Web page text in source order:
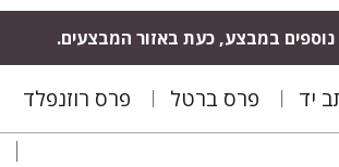
במבצע, כעת באזור המבצעים.
יד פרס ברטל פרס רוזנפלד